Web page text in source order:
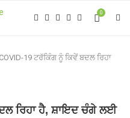
0
COVID-19 ਟਰੱਕਿੰਗ ਨੂੰ ਕਿਵੇਂ ਬਦਲ ਰਿਹਾ
ਰਿਹਾ ਹੈ, ਸ਼ਾਇਦ ਚੰਗੇ ਲਈ